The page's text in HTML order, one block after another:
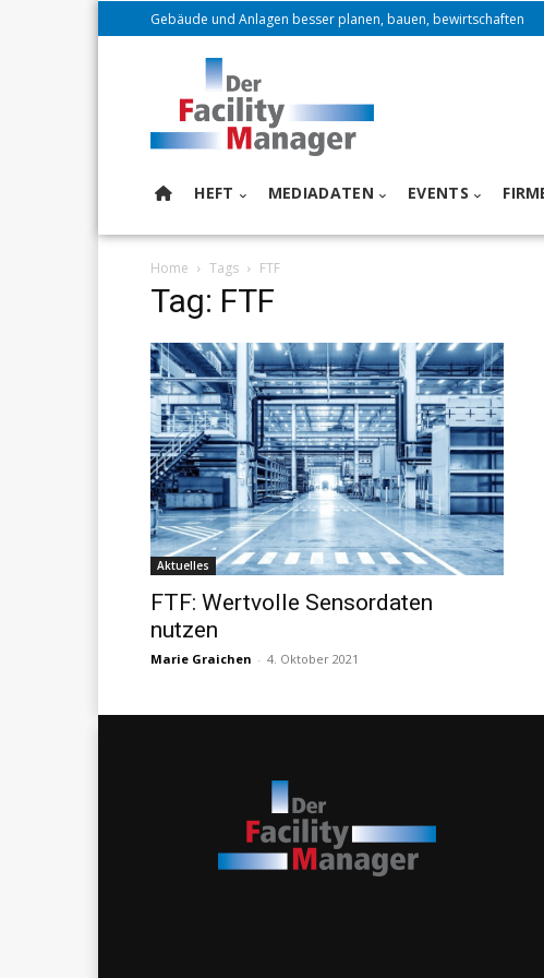
Gebäude und Anlagen besser planen, bauen, bewirtschaften
HEFT MEDIADATEN EVENTS
Home Tags FTF
Tag: FTF
Aktuelles
FTF: Wertvolle Sensordaten
nutzen
Marie Graichen - 4. Oktober 2021